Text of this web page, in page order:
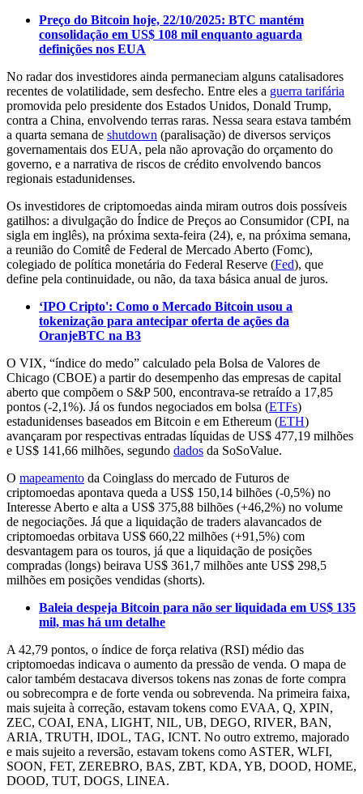
Preço do Bitcoin hoje, 22/10/2025: BTC mantém
consolidação em US$ 108 mil enquanto aguarda
definições nos EUA
No radar dos investidores ainda permaneciam alguns catalisadores
recentes de volatilidade, sem desfecho. Entre eles a guerra tarifária
promovida pelo presidente dos Estados Unidos, Donald Trump,
contra a China, envolvendo terras raras. Nessa seara estava também
a quarta semana de shutdown (paralisação) de diversos serviços
governamentais dos EUA, pela não aprovação do orçamento do
governo, e a narrativa de riscos de crédito envolvendo bancos
regionais estadunidenses.
Os investidores de criptomoedas ainda miram outros dois possíveis
gatilhos: a divulgação do Índice de Preços ao Consumidor (CPI, na
sigla em inglês), na próxima sexta-feira (24), e, na próxima semana,
a reunião do Comitê de Federal de Mercado Aberto (Fomc),
colegiado de política monetária do Federal Reserve (Fed), que
define pela continuidade, ou não, da taxa básica anual de juros.
‘IPO Cripto': Como o Mercado Bitcoin usou a
tokenização para antecipar oferta de ações da
OranjeBTC na B3
O VIX, “índice do medo” calculado pela Bolsa de Valores de
Chicago (CBOE) a partir do desempenho das empresas de capital
aberto que compõem o S&P 500, encontrava-se retraído a 17,85
pontos (-2,1%). Já os fundos negociados em bolsa (ETFs)
estadunidenses baseados em Bitcoin e em Ethereum (ETH)
avançaram por respectivas entradas líquidas de US$ 477,19 milhões
e US$ 141,66 milhões, segundo dados da SoSoValue.
O mapeamento da Coinglass do mercado de Futuros de
criptomoedas apontava queda a US$ 150,14 bilhões (-0,5%) no
Interesse Aberto e alta a US$ 375,88 bilhões (+46,2%) no volume
de negociações. Já que a liquidação de traders alavancados de
criptomoedas orbitava US$ 660,22 milhões (+91,5%) com
desvantagem para os touros, já que a liquidação de posições
compradas (longs) beirava US$ 361,7 milhões ante US$ 298,5
milhões em posições vendidas (shorts).
Baleia despeja Bitcoin para não ser liquidada em US$ 135
mil, mas há um detalhe
A 42,79 pontos, o índice de força relativa (RSI) médio das
criptomoedas indicava o aumento da pressão de venda. O mapa de
calor também destacava diversos tokens nas zonas de forte compra
ou sobrecompra e de forte venda ou sobrevenda. Na primeira faixa,
mais sujeita à correção, estavam tokens como EVAA, Q, XPIN,
ZEC, COAI, ENA, LIGHT, NIL, UB, DEGO, RIVER, BAN,
ARIA, TRUTH, IDOL, TAG, ICNT. No outro extremo, majorado
e mais sujeito a reversão, estavam tokens como ASTER, WLFI,
SOON, FET, ZEREBRO, BAS, ZBT, KDA, YB, DOOD, HOME,
DOOD, TUT, DOGS, LINEA.